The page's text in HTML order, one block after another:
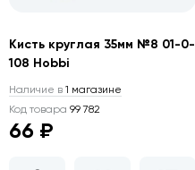
Кисть круглая 35мм №8 01-0-
108 Hobbi
Наличие в 1 магазине
Код товара 99 782
66 ₽